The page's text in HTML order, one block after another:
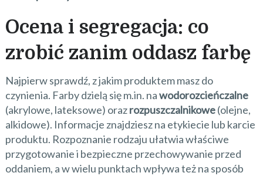
Ocena i segregacja: co
zrobić zanim oddasz farbę
Najpierw sprawdź, z jakim produktem masz do
czynienia. Farby dzielą się m.in. nawodorozcieńczalne
(akrylowe, lateksowe) orazrozpuszczalnikowe(olejne,
alkidowe). Informacje znajdziesz na etykiecie lub karcie
produktu. Rozpoznanie rodzaju ułatwia właściwe
przygotowanie i bezpieczne przechowywanie przed
oddaniem, a w wielu punktach wpływa też na sposób